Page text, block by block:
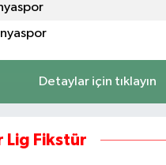
Detaylar için tıklayın
Lig Fikstür